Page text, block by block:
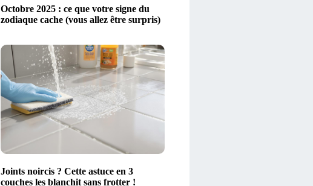
Octobre 2025 : ce que votre signe du
zodiaque cache (vous allez être surpris)
Joints noircis ? Cette astuce en 3
couches les blanchit sans frotter !